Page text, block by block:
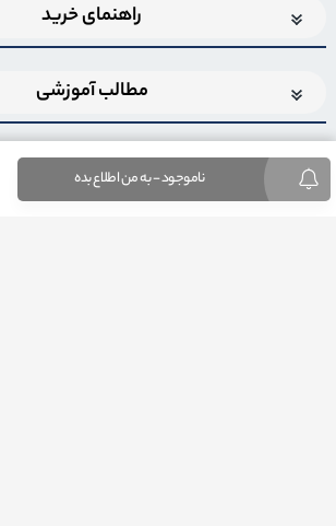
ناموجود - به من اطلاع بده
راهنمای خرید
مطالب آموزشی